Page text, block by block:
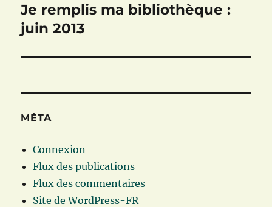
Publication
suivante :
Je remplis ma bibliothèque :
juin 2013
MÉTA
Connexion
Flux des publications
Flux des commentaires
Site de WordPress-FR